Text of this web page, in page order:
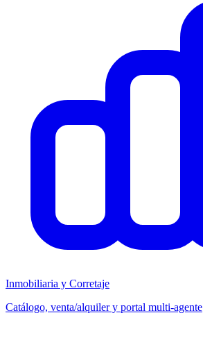
Inmobiliaria y Corretaje
Catálogo, venta/alquiler y portal multi-agente